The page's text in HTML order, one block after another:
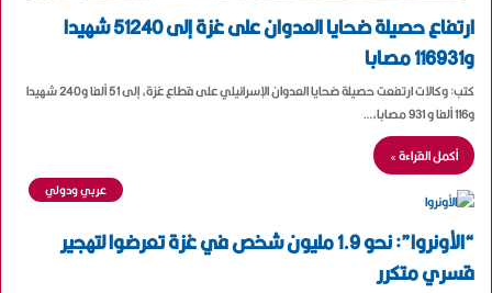
ارتفاع حصيلة ضحايا العدوان على غزة إلى 51240 شهيدا
و116931 مصابا
كتب: وكالات ارتفعت حصيلة ضحايا العدوان الإسرائيلي على قطاع غزة، إلى 51 ألفا و240 شهيدا
و116 ألفا و 931 مصابا،…
أكمل القراءة »
عربي ودولي
“الأونروا”: نحو 1.9 مليون شخص في غزة تعرضوا لتهجير
قسري متكرر